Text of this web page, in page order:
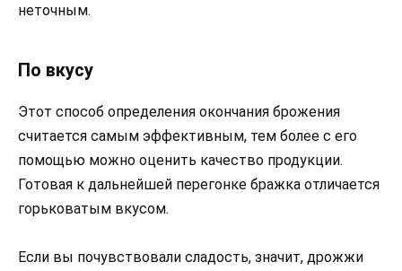
неточным.
По вкусу
Этот способ определения окончания брожения
считается самым эффективным, тем более с его
помощью можно оценить качество продукции.
Готовая к дальнейшей перегонке бражка отличается
горьковатым вкусом.
Если вы почувствовали сладость, значит, дрожжи